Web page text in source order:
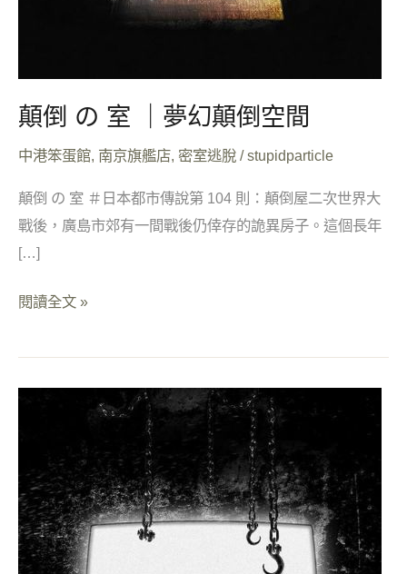
顛倒 の 室 ｜夢幻顛倒空間
中港笨蛋館, 南京旗艦店, 密室逃脫 /stupidparticle
顛倒 の 室 ＃日本都市傳說第 104 則：顛倒屋二次世界大
戰後，廣島市郊有一間戰後仍倖存的詭異房子。這個長年
[…]
閱讀全文 »
鏈
2
｜
考